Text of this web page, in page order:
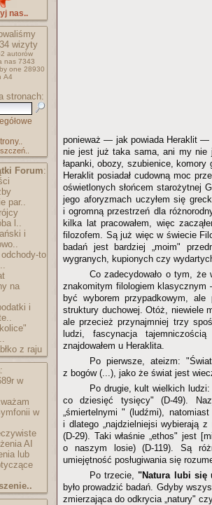
nas..
wizyty
autorów
nas 7343
one 28930
A4
stronach:
Forum:
par..
l..
i
to
na
i
z raju
:
w
w
AI
lub
ponieważ — jak powiada Heraklit —
nie jest już taka sama, ani my nie
łapanki, obozy, szubienice,
Heraklit posiadał cudowną moc
oświetlonych słońcem starożytnej
jego aforyzmach uczyłem się
i ogromną przestrzeń dla
kilka lat pracowałem, więc
filozofem. Są już więc w świecie
badań jest bardziej „moim"
wygranych, kupionych czy
Co zadecydowało o tym, że
znakomitym filologiem
być wyborem przypadkowym, ale
struktury duchowej. Otóż, niewiele
ale przecież przynajmniej trzy
ludzi, fascynacja
znajdowałem u Heraklita.
Po pierwsze, ateizm:
z bogów (...), jako że świat jest
Po drugie, kult wielkich
co dziesięć tysięcy" (D-49).
„śmiertelnymi " (ludźmi),
i dlatego „najdzielniejsi wybierają
(D-29). Taki właśnie „ethos" jest
o naszym losie) (D-119). Są
umiejętność posługiwania się
Po trzecie,"Natura lubi się
było prowadzić badań. Gdyby
zmierzająca do odkrycia „natury"